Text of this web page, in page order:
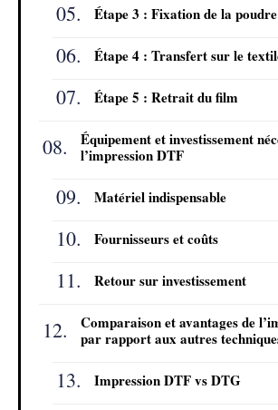
Étape 3 : Fixation de la poudre
Étape 4 : Transfert sur le
Étape 5 : Retrait du film
Équipement et investissement
l’impression DTF
Matériel indispensable
Fournisseurs et coûts
Retour sur investissement
Comparaison et avantages de
par rapport aux autres
Impression DTF vs DTG